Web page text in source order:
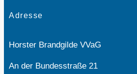
Adresse
Horster Brandgilde VVaG
An der Bundesstraße 21